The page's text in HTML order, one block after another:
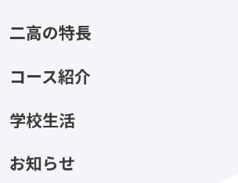
二高の特長
コース紹介
学校生活
お知らせ